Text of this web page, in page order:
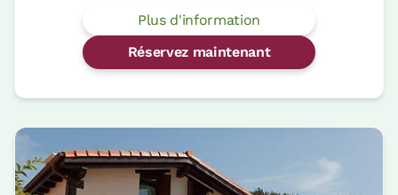
Plus d'information
Réservez maintenant